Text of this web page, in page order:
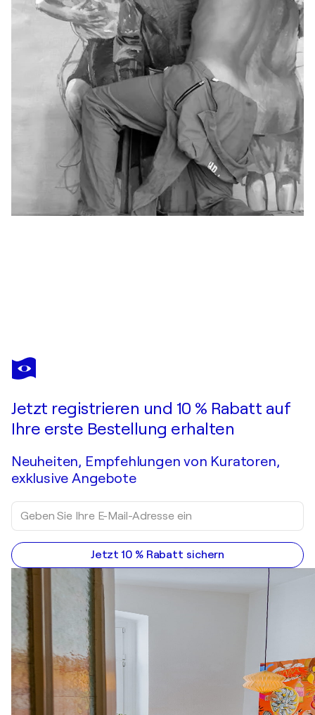
SIGURD WENDLAND
Adventkranz
Jetzt registrieren und 10 % Rabatt auf
Ihre erste Bestellung erhalten
Neuheiten, Empfehlungen von Kuratoren,
exklusive Angebote
Jetzt 10 % Rabatt sichern